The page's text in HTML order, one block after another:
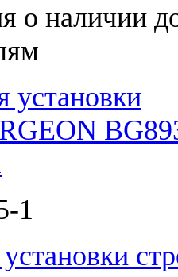
о наличии
1